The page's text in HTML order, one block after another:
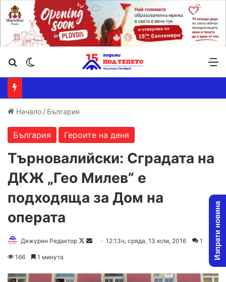
Търсене ...
Начало / България
България Героите на деня
Търновалийски: Сградата на
ДКЖ „Гео Милев” е
подходяща за Дом на
операта
Дежурен Редактор
F
12:13ч, сряда, 13 юли, 2016 1
166 1 минута Изпрати новина